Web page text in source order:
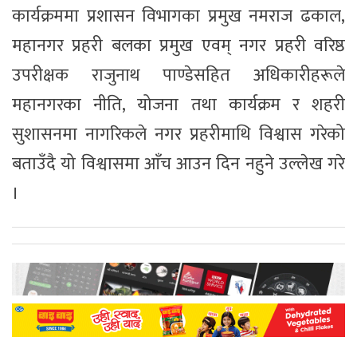
कार्यक्रममा प्रशासन विभागका प्रमुख नमराज ढकाल,
महानगर प्रहरी बलका प्रमुख एवम् नगर प्रहरी वरिष्ठ
उपरीक्षक राजुनाथ पाण्डेसहित अधिकारीहरूले
महानगरका नीति, योजना तथा कार्यक्रम र शहरी
सुशासनमा नागरिकले नगर प्रहरीमाथि विश्वास गरेको
बताउँदै यो विश्वासमा आँच आउन दिन नहुने उल्लेख गरे
।